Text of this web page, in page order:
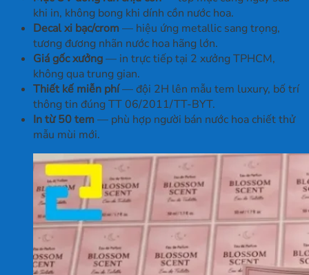
khi in, không bong khi dính cồn nước hoa.
Decal xi bạc/crom — hiệu ứng metallic sang trọng,
tương đương nhãn nước hoa hãng lớn.
Giá gốc xưởng— in trực tiếp tại 2 xưởng TPHCM,
không qua trung gian.
Thiết kế miễn phí— đội 2H lên mẫu tem luxury, bố trí
thông tin đúng TT 06/2011/TT-BYT.
In từ 50 tem — phù hợp người bán nước hoa chiết thử
mẫu mùi mới.